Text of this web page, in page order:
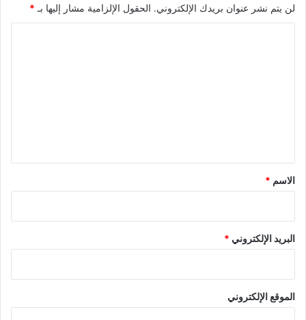
لن يتم نشر عنوان بريدك الإلكتروني. الحقول الإلزامية مشار إليها بـ *
*
الاسم *
البريد الإلكتروني *
الموقع الإلكتروني